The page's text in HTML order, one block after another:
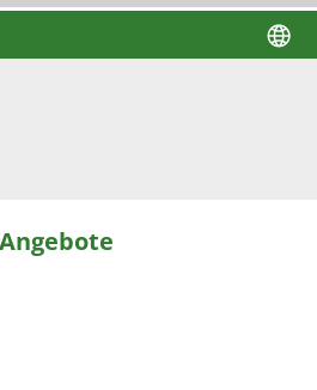
Angebote